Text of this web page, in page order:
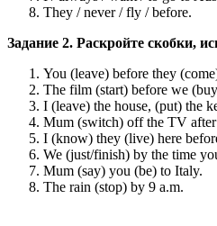
They / never / fly / before.
Задание 2. Раскройте скобки,
You (leave) before they
The film (start) before we
I (leave) the house, (put) the
Mum (switch) off the TV
I (know) they (live) here
We (just/finish) by the time
Mum (say) you (be) to Italy.
The rain (stop) by 9 a.m.